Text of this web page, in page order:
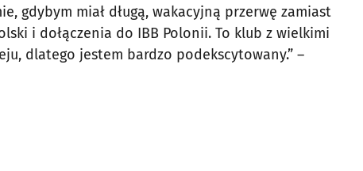
gdybym miał długą, wakacyjną przerwę zamiast
i dołączenia do IBB Polonii. To klub z wielkimi
dlatego jestem bardzo podekscytowany.” –